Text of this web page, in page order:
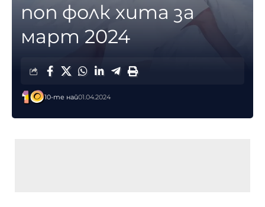
поп фолк хита за
март 2024
10-те най01.04.2024